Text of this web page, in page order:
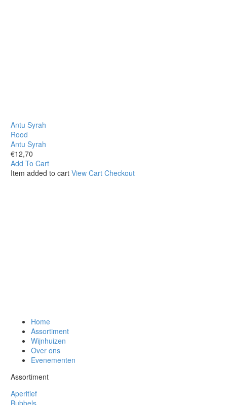
Antu Syrah
Rood
Antu Syrah
€12,70
Add To Cart
Item added to cart View Cart Checkout
Home
Assortiment
Wijnhuizen
Over ons
Evenementen
Assortiment
Aperitief